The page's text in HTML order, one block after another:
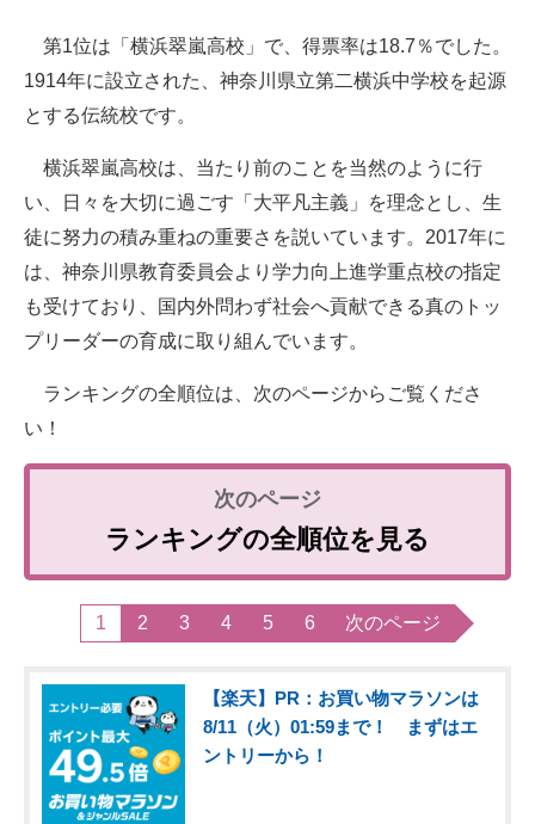
第1位は「横浜翠嵐高校」で、得票率は18.7％でした。
1914年に設立された、神奈川県立第二横浜中学校を起源
とする伝統校です。
横浜翠嵐高校は、当たり前のことを当然のように行
い、日々を大切に過ごす「大平凡主義」を理念とし、生
徒に努力の積み重ねの重要さを説いています。2017年に
は、神奈川県教育委員会より学力向上進学重点校の指定
も受けており、国内外問わず社会へ貢献できる真のトッ
プリーダーの育成に取り組んでいます。
ランキングの全順位は、次のページからご覧くださ
い！
ランキングの全順位を見る
1 2 3 4 5 6 次のページ
【楽天】PR：お買い物マラソンは
8/11（火）01:59まで！ まずはエ
ントリーから！